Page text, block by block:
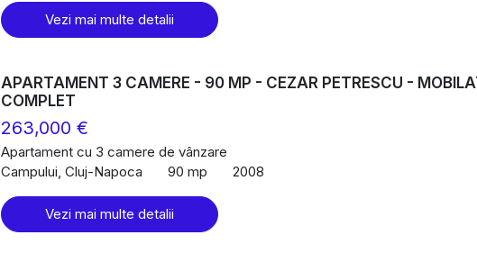
Vezi mai multe detalii
APARTAMENT 3 CAMERE - 90 MP - CEZAR PETRESCU -
COMPLET
263,000 €
Apartament cu 3 camere de vânzare
Campului, Cluj-Napoca
90 mp 2008
Vezi mai multe detalii